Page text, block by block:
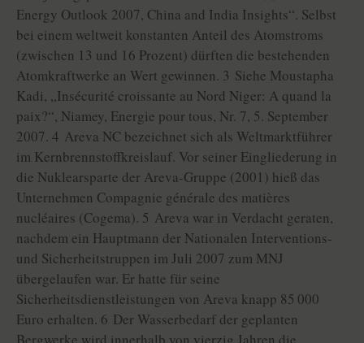
Energy Outlook 2007, China and India Insights“. Selbst
bei einem weltweit konstanten Anteil des Atomstroms
(zwischen 13 und 16 Prozent) dürften die bestehenden
Atomkraftwerke an Wert gewinnen. 3 Siehe Moustapha
Kadi, „Insécurité croissante au Nord Niger: A quand la
paix?“, Niamey, Energie pour tous, Nr. 7, 5. September
2007. 4 Areva NC bezeichnet sich als Weltmarktführer
im Kernbrennstoffkreislauf. Vor seiner Eingliederung in
die Nuklearsparte der Areva-Gruppe (2001) hieß das
Unternehmen Compagnie générale des matières
nucléaires (Cogema). 5 Areva war in Verdacht geraten,
nachdem ein Hauptmann der Nationalen Interventions-
und Sicherheitstruppen im Juli 2007 zum MNJ
übergelaufen war. Er hatte für seine
Sicherheitsdienstleistungen von Areva knapp 85 000
Euro erhalten. 6 Der Wasserbedarf der geplanten